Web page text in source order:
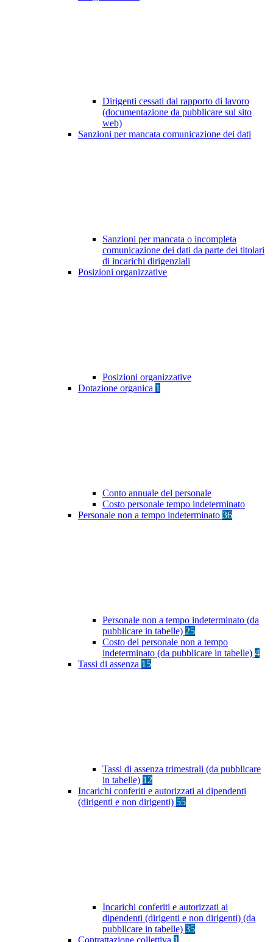
Dirigenti cessati dal rapporto di lavoro
(documentazione da pubblicare sul sito
web)
Sanzioni per mancata comunicazione dei dati
Sanzioni per mancata o incompleta
comunicazione dei dati da parte dei titolari
di incarichi dirigenziali
Posizioni organizzative
Posizioni organizzative
Dotazione organica 1
Conto annuale del personale
Costo personale tempo indeterminato
Personale non a tempo indeterminato 36
Personale non a tempo indeterminato (da
pubblicare in tabelle) 25
Costo del personale non a tempo
indeterminato (da pubblicare in tabelle) 4
Tassi di assenza 15
Tassi di assenza trimestrali (da pubblicare
in tabelle) 12
Incarichi conferiti e autorizzati ai dipendenti
(dirigenti e non dirigenti) 55
Incarichi conferiti e autorizzati ai
dipendenti (dirigenti e non dirigenti) (da
pubblicare in tabelle) 35